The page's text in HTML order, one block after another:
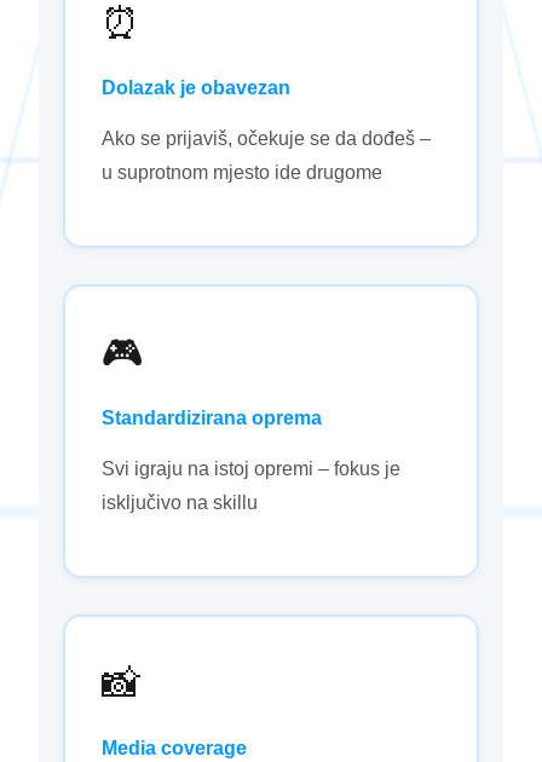
⏰
Dolazak je obavezan
Ako se prijaviš, očekuje se da dođeš –
u suprotnom mjesto ide drugome
🎮
Standardizirana oprema
Svi igraju na istoj opremi – fokus je
isključivo na skillu
📸
Media coverage